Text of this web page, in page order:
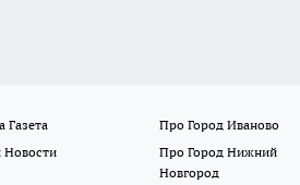
Газета
Про Город Иваново
Новости
Про Город Нижний
Новгород